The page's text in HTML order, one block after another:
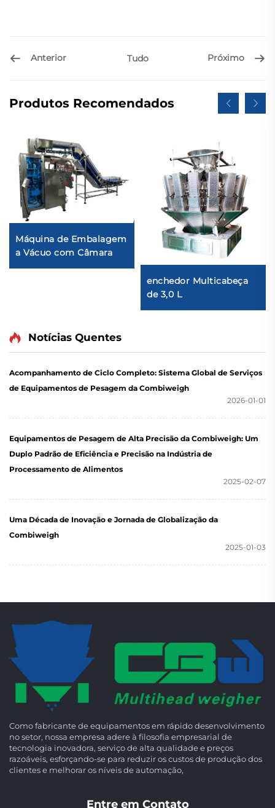
Anterior Tudo Próximo
Produtos Recomendados
Máquina de Embalagem
a Vácuo com Câmara
enchedor Multicabeça
de 3,0 L
Notícias Quentes
Acompanhamento de Ciclo Completo: Sistema Global de Serviços
de Equipamentos de Pesagem da Combiweigh
2026-01-01
Equipamentos de Pesagem de Alta Precisão da Combiweigh: Um
Duplo Padrão de Eficiência e Precisão na Indústria de
Processamento de Alimentos
2025-02-07
Uma Década de Inovação e Jornada de Globalização da
Combiweigh
2025-01-03
Como fabricante de equipamentos em rápido desenvolvimento
no setor, nossa empresa adere à filosofia empresarial de
tecnologia inovadora, serviço de alta qualidade e preços
razoáveis, esforçando-se para reduzir os custos de produção dos
clientes e melhorar os níveis de automação,
Entre em Contato